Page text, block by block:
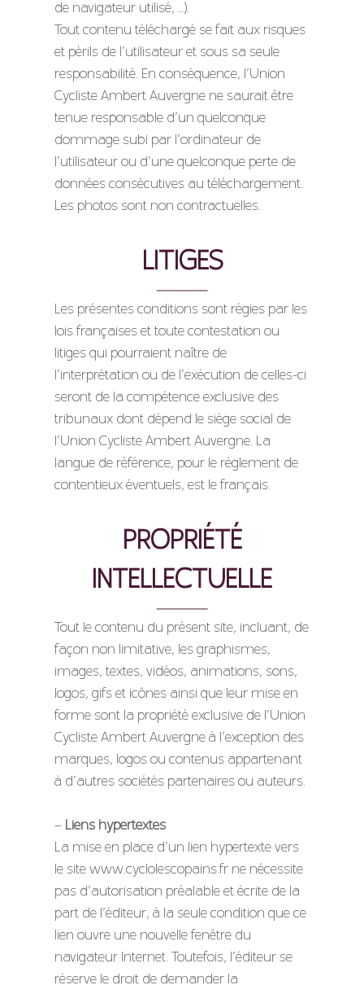
de navigateur utilisé, …).
Tout contenu téléchargé se fait aux risques
et périls de l’utilisateur et sous sa seule
responsabilité. En conséquence, l’Union
Cycliste Ambert Auvergne ne saurait être
tenue responsable d’un quelconque
dommage subi par l’ordinateur de
l’utilisateur ou d’une quelconque perte de
données consécutives au téléchargement.
Les photos sont non contractuelles.
LITIGES
Les présentes conditions sont régies par les
lois françaises et toute contestation ou
litiges qui pourraient naître de
l’interprétation ou de l’exécution de celles-ci
seront de la compétence exclusive des
tribunaux dont dépend le siège social de
l’Union Cycliste Ambert Auvergne. La
langue de référence, pour le règlement de
contentieux éventuels, est le français.
PROPRIÉTÉ
INTELLECTUELLE
Tout le contenu du présent site, incluant, de
façon non limitative, les graphismes,
images, textes, vidéos, animations, sons,
logos, gifs et icônes ainsi que leur mise en
forme sont la propriété exclusive de l’Union
Cycliste Ambert Auvergne à l’exception des
marques, logos ou contenus appartenant
à d’autres sociétés partenaires ou auteurs.
– Liens hypertextes
La mise en place d’un lien hypertexte vers
le site www.cyclolescopains.fr ne nécessite
pas d’autorisation préalable et écrite de la
part de l’éditeur, à la seule condition que ce
lien ouvre une nouvelle fenêtre du
navigateur Internet. Toutefois, l’éditeur se
réserve le droit de demander la